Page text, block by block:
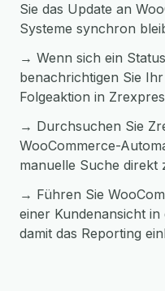
Sie das Update an
Systeme synchron
→ Wenn sich ein
benachrichtigen Sie
Folgeaktion in
→ Durchsuchen Sie
WooCommerce-
manuelle Suche direkt
→ Führen Sie
einer Kundenansicht
damit das Reporting